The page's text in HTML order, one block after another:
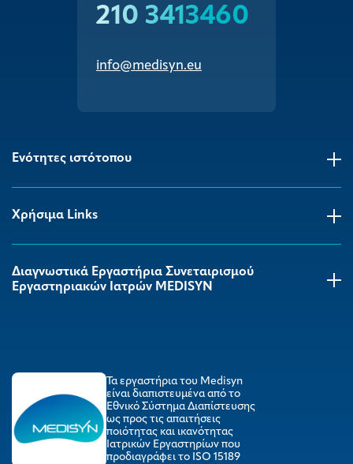
210 3413460
info@medisyn.eu
Ενότητες ιστότοπου
Χρήσιμα Links
Διαγνωστικά Εργαστήρια Συνεταιρισμού
Εργαστηριακών Ιατρών MEDISYΝ
Τα εργαστήρια του Medisyn
είναι διαπιστευμένα από το
Εθνικό Σύστημα Διαπίστευσης
ως προς τις απαιτήσεις
ποιότητας και ικανότητας
Ιατρικών Εργαστηρίων που
προδιαγράφει το ISO 15189